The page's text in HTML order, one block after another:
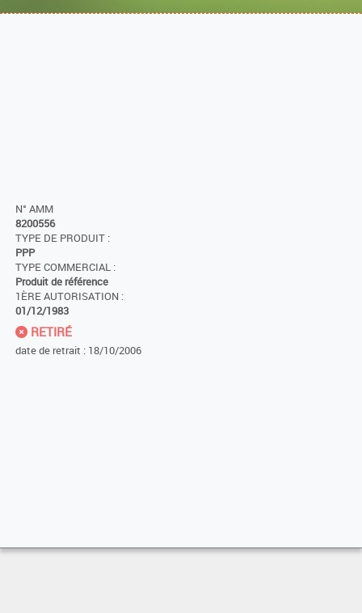
N° AMM
8200556
TYPE DE PRODUIT :
PPP
TYPE COMMERCIAL :
Produit de référence
1ÈRE AUTORISATION :
01/12/1983
RETIRÉ
date de retrait : 18/10/2006